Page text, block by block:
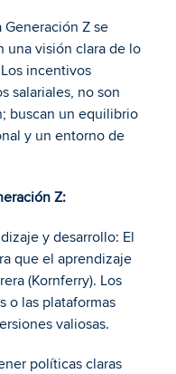
Generación Z se
una visión clara de lo
incentivos
salariales, no son
buscan un equilibrio
y un entorno de
Z:
y desarrollo: El
que el aprendizaje
(Kornferry). Los
o las plataformas
valiosas.
políticas claras